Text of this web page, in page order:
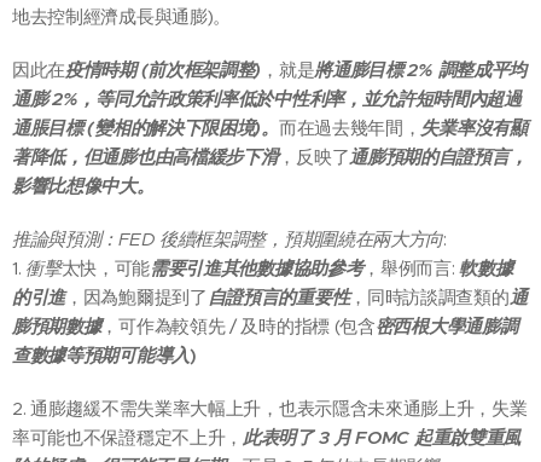
地去控制經濟成長與通膨)。
因此在疫情時期 (前次框架調整) ，就是將通膨目標 2% 調整成平均
通膨 2%，等同允許政策利率低於中性利率，並允許短時間內超過
通脹目標 (變相的解決下限困境)。 而在過去幾年間， 失業率沒有顯
著降低，但通膨也由高檔緩步下滑，反映了通膨預期的自證預言，
影響比想像中大。
推論與預測：FED 後續框架調整，預期圍繞在兩大方向:
1. 衝擊太快，可能需要引進其他數據協助參考，舉例而言: 軟數據
的引進，因為鮑爾提到了 自證預言的重要性，同時訪談調查類的通
膨預期數據，可作為較領先 / 及時的指標 (包含密西根大學通膨調
查數據等預期可能導入)
2. 通膨趨緩不需失業率大幅上升，也表示隱含未來通膨上升，失業
率可能也不保證穩定不上升， 此表明了 3 月 FOMC 起重啟雙重風